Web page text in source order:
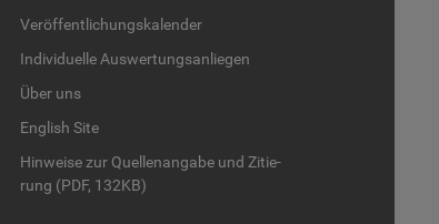
Ver­öf­fent­li­chungs­ka­len­der
In­di­vi­du­el­le Aus­wer­tungs­an­lie­gen
Über uns
English Site
Hin­wei­se zur Quel­len­an­ga­be und Zi­tie­
rung (PDF, 132KB)